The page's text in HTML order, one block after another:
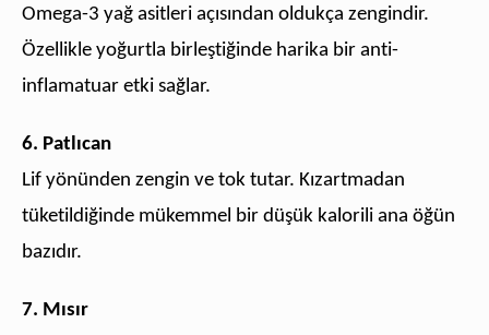
Omega-3 yağ asitleri açısından oldukça zengindir.
Özellikle yoğurtla birleştiğinde harika bir anti-
inflamatuar etki sağlar.
6. Patlıcan
Lif yönünden zengin ve tok tutar. Kızartmadan
tüketildiğinde mükemmel bir düşük kalorili ana öğün
bazıdır.
7. Mısır